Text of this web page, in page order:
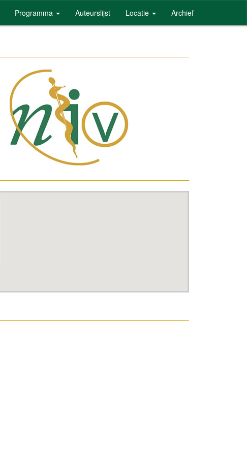
Programma Auteurslijst Locatie Archief